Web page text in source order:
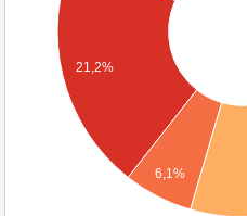
21,2%
6,1%